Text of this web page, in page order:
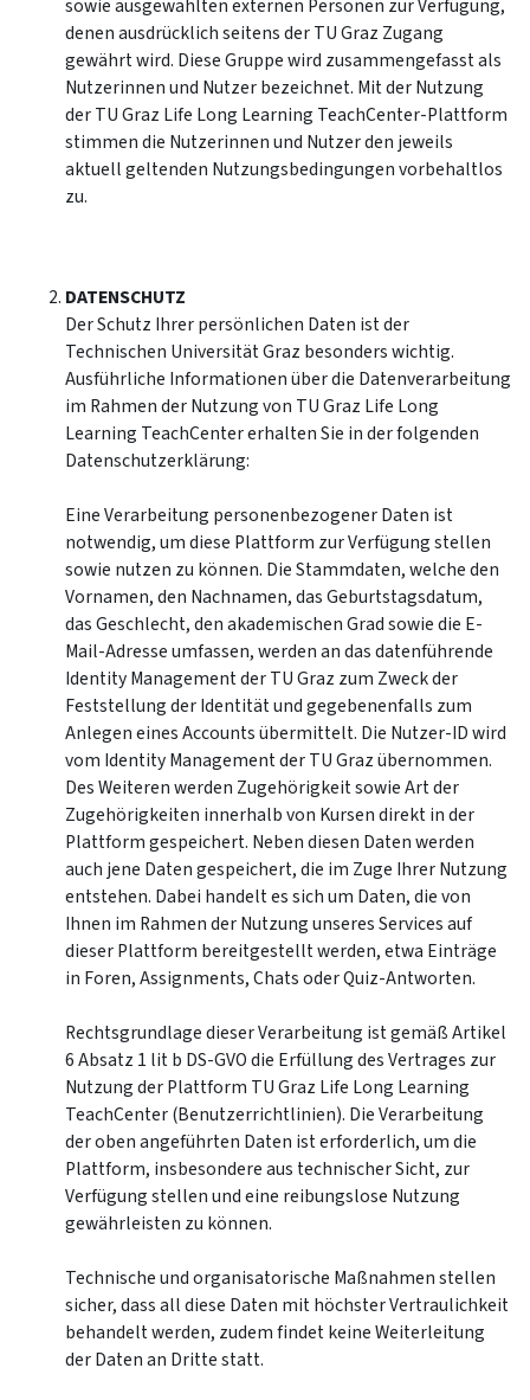
sowie ausgewählten externen Personen zur Verfügung,
denen ausdrücklich seitens der TU Graz Zugang
gewährt wird. Diese Gruppe wird zusammengefasst als
Nutzerinnen und Nutzer bezeichnet. Mit der Nutzung
der TU Graz Life Long Learning TeachCenter-Plattform
stimmen die Nutzerinnen und Nutzer den jeweils
aktuell geltenden Nutzungsbedingungen vorbehaltlos
zu.
DATENSCHUTZ
Der Schutz Ihrer persönlichen Daten ist der
Technischen Universität Graz besonders wichtig.
Ausführliche Informationen über die Datenverarbeitung
im Rahmen der Nutzung von TU Graz Life Long
Learning TeachCenter erhalten Sie in der folgenden
Datenschutzerklärung:
Eine Verarbeitung personenbezogener Daten ist
notwendig, um diese Plattform zur Verfügung stellen
sowie nutzen zu können. Die Stammdaten, welche den
Vornamen, den Nachnamen, das Geburtstagsdatum,
das Geschlecht, den akademischen Grad sowie die E-
Mail-Adresse umfassen, werden an das datenführende
Identity Management der TU Graz zum Zweck der
Feststellung der Identität und gegebenenfalls zum
Anlegen eines Accounts übermittelt. Die Nutzer-ID wird
vom Identity Management der TU Graz übernommen.
Des Weiteren werden Zugehörigkeit sowie Art der
Zugehörigkeiten innerhalb von Kursen direkt in der
Plattform gespeichert. Neben diesen Daten werden
auch jene Daten gespeichert, die im Zuge Ihrer Nutzung
entstehen. Dabei handelt es sich um Daten, die von
Ihnen im Rahmen der Nutzung unseres Services auf
dieser Plattform bereitgestellt werden, etwa Einträge
in Foren, Assignments, Chats oder Quiz-Antworten.
Rechtsgrundlage dieser Verarbeitung ist gemäß Artikel
6 Absatz 1 lit b DS-GVO die Erfüllung des Vertrages zur
Nutzung der Plattform TU Graz Life Long Learning
TeachCenter (Benutzerrichtlinien). Die Verarbeitung
der oben angeführten Daten ist erforderlich, um die
Plattform, insbesondere aus technischer Sicht, zur
Verfügung stellen und eine reibungslose Nutzung
gewährleisten zu können.
Technische und organisatorische Maßnahmen stellen
sicher, dass all diese Daten mit höchster Vertraulichkeit
behandelt werden, zudem findet keine Weiterleitung
der Daten an Dritte statt.